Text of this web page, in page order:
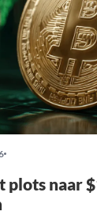
plots naar